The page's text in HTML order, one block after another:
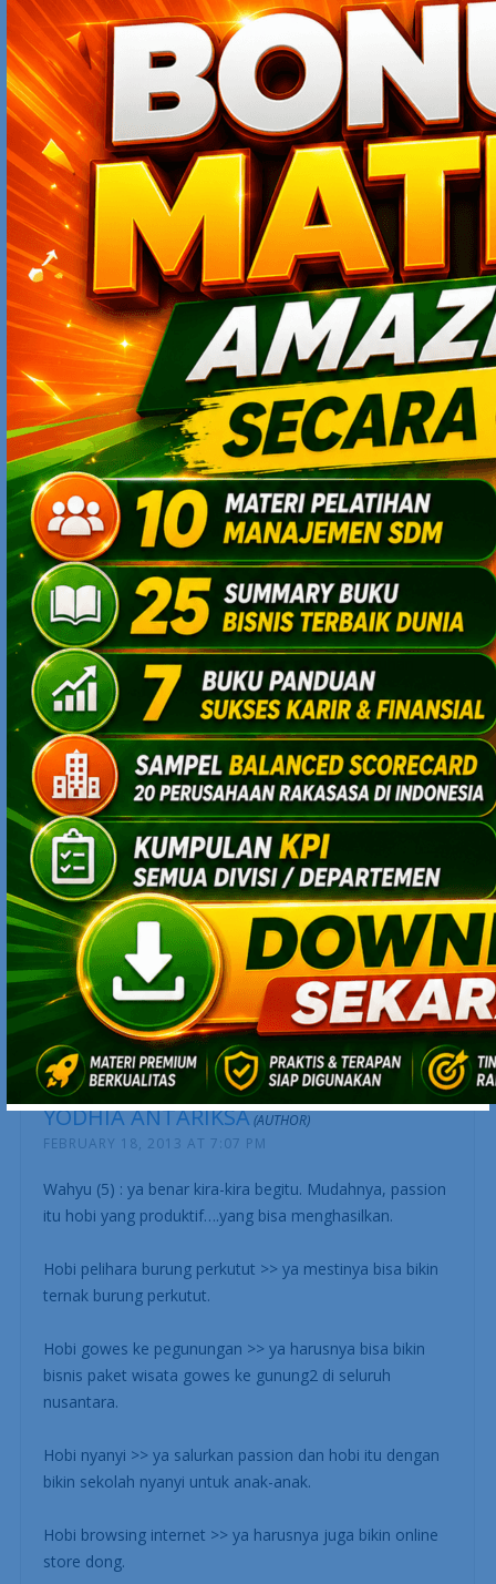
KLIK LOWONGAN PEKERJAAN
FEBRUARY 18, 2013 AT 2:08 PM
wah wah wahhh..
“follow your passion”
kutipan yang sangat menarik buat saya
M. YUSUF
FEBRUARY 18, 2013 AT 4:32 PM
Pelajaran penting yang dapat diambil adalah cerita
diatas, adalah kesiapan kita dalam menjalani keputusan
yang kita buat.
karna bila tidak diimbangi kesiapan dan kematangan kita
mengelola keputusan yang kita ambil kita akan
dihadapkan oleh situasi seperti mas muadzin.
Namun lebih penting lagi adalah semangat
memperjuangkan untuk meraih impian dengan sabar
dan tekun ibadah, sehingga impian muadzin dapat
terwujud.
Disitu jelas terlihat, jika manusia mau berdo’a tuhan
akan memberi jalan.
thanks mas yodia untuk sharring ceritanya.
salam.
YOHAN
FEBRUARY 18, 2013 AT 5:16 PM
bagaimana cara mencari passion ? agar kita bisa
menghindari debt collector atau rintangan serupa
YODHIA ANTARIKSA
FEBRUARY 18, 2013 AT 7:07 PM
Wahyu (5) : ya benar kira-kira begitu. Mudahnya, passion
itu hobi yang produktif….yang bisa menghasilkan.
Hobi pelihara burung perkutut >> ya mestinya bisa bikin
ternak burung perkutut.
Hobi gowes ke pegunungan >> ya harusnya bisa bikin
bisnis paket wisata gowes ke gunung2 di seluruh
nusantara.
Hobi nyanyi >> ya salurkan passion dan hobi itu dengan
bikin sekolah nyanyi untuk anak-anak.
Hobi browsing internet >> ya harusnya juga bikin online
store dong.